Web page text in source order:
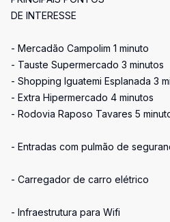
DE INTERESSE
- Mercadão Campolim 1 minuto
- Tauste Supermercado 3 minutos
- Shopping Iguatemi Esplanada 3
- Extra Hipermercado 4 minutos
- Rodovia Raposo Tavares 5
- Entradas com pulmão de
- Carregador de carro elétrico
- Infraestrutura para Wifi